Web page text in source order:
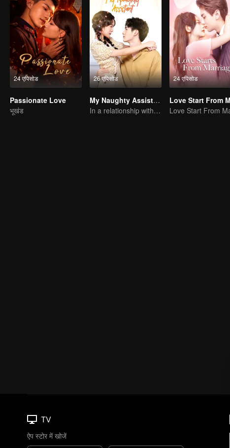
24 एपिसोड
Passionate Love
भूखंड
26 एपिसोड
My Naughty Assistant
In a relationship with an idol
24 एपिसोड
TV
ऐप स्टोर में खोजें